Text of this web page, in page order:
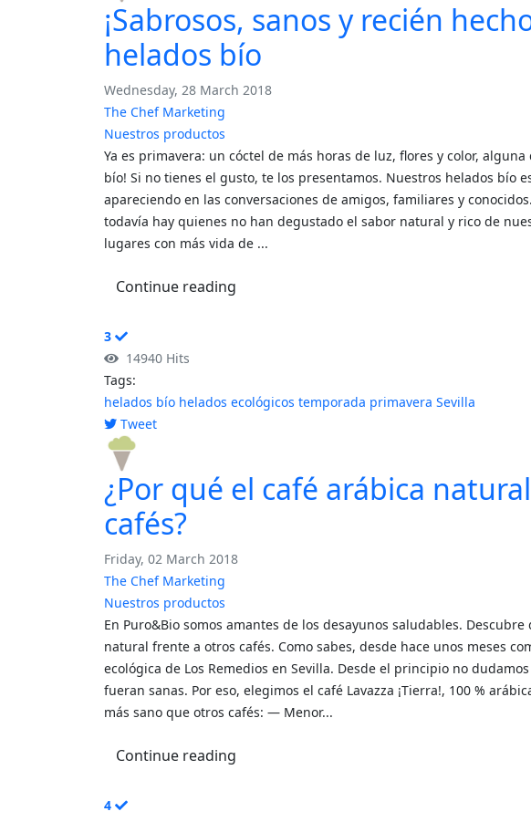
¡Sabrosos, sanos y recién
helados bío
Wednesday, 28 March 2018
The Chef Marketing
Nuestros productos
Ya es primavera: un cóctel de más horas de luz, flores y color,
bío! Si no tienes el gusto, te los presentamos. Nuestros helados bío
apareciendo en las conversaciones de amigos, familiares y
todavía hay quienes no han degustado el sabor natural y rico de
lugares con más vida de ...
Continue reading
3
14940 Hits
Tags:
helados bío helados ecológicos temporada primavera Sevilla
Tweet
pinterest
¿Por qué el café arábica
cafés?
Friday, 02 March 2018
The Chef Marketing
Nuestros productos
En Puro&Bio somos amantes de los desayunos saludables.
natural frente a otros cafés. Como sabes, desde hace unos meses
ecológica de Los Remedios en Sevilla. Desde el principio no
fueran sanas. Por eso, elegimos el café Lavazza ¡Tierra!, 100 %
más sano que otros cafés: — Menor...
Continue reading
4